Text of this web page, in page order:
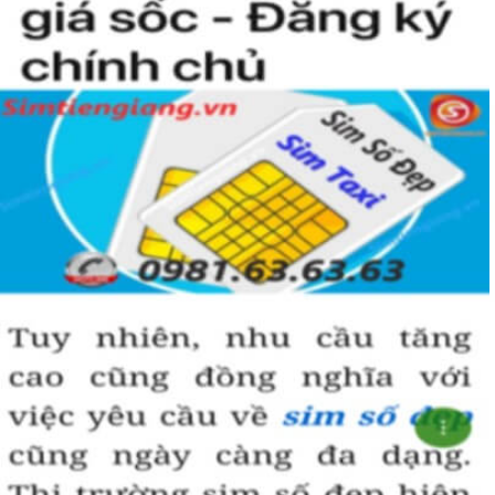
Hướng dẫn mua Sim Tứ Quý 2 tại
Simtiengiang.vn.
Sim Tiền Giang là đơn vị cung cấpsim số đẹp Tứ Quý, sim giá rẻ uy
tín chất lượng.
Chọn mua sim số đẹp thường mất nhiều thời gian ở khoản lựa số,
một số phải vừa đẹp, vừa tốt về phong thủy thì mới là sim hoàn
hảo. Vậy phải làm sao?
trang chủ của Sim Tiền Giang, chọn mục “
Sim giảm giá
“ ở ngay đầu
trang chủ. Đây là danh sách sim được đại lý giảm giá vì một số lý
do nên bạn có thể chọn mua được số đẹp lại có giá cực rẻ nữa.
Ngoài ra quý khách chưa ưng ý về Sim Tứ Quý 2 có cũng thể tham
khảo thêm Sim Vinaphone,Sim Gmobile,Sim Tứ Quý Giữa ..
Hướng dẫn mua Sim Tứ Quý 2 tại Simtiengiang.vn